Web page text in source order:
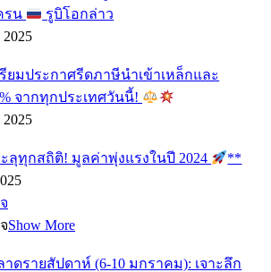
รน
รูบิโอกล่าว
ยมประกาศรีดภาษีนำเข้าเหล็กและ
จากทุกประเทศวันนี้!
ลุทุกสถิติ! มูลค่าพุ่งแรงในปี 2024
**
Show More
ดรายสัปดาห์ (6-10 มกราคม): เจาะลึก